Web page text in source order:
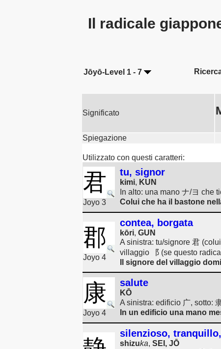
Il radicale
Jōyō-Level 1 - 7
Significato
Spiegazione
Utilizzato con questi caratteri:
君
Joyo 3
tu, signor
kimi, KUN
In alto: una mano ナ/ヨ che
Colui che ha il bastone
郡
Joyo 4
contea, borgata
kōri, GUN
A sinistra: tu/signore 君
villaggio ⻏ (se questo
Il signore del villaggio
康
Joyo 4
salute
KŌ
A sinistra: edificio 广, sotto:
In un edificio una mano
silenzioso,
shizuka, SEI, JŌ